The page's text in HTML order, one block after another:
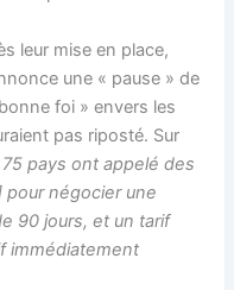
leur mise en place,
une « pause » de
foi » envers les
pas riposté. Sur
75 pays ont appelé des
négocier une
90 jours, et un tarif
immédiatement